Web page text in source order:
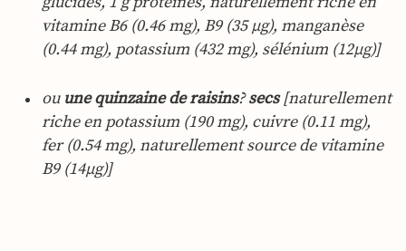
vitamine B6 (0.46 mg), B9 (35 µg), manganèse
(0.44 mg), potassium (432 mg), sélénium (12µg)]
ou une quinzaine de raisins?secs[naturellement
riche en potassium (190 mg), cuivre (0.11 mg),
fer (0.54 mg), naturellement source de vitamine
B9 (14µg)]